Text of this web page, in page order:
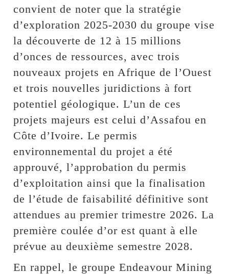
convient de noter que la stratégie
d’exploration 2025-2030 du groupe vise
la découverte de 12 à 15 millions
d’onces de ressources, avec trois
nouveaux projets en Afrique de l’Ouest
et trois nouvelles juridictions à fort
potentiel géologique. L’un de ces
projets majeurs est celui d’Assafou en
Côte d’Ivoire. Le permis
environnemental du projet a été
approuvé, l’approbation du permis
d’exploitation ainsi que la finalisation
de l’étude de faisabilité définitive sont
attendues au premier trimestre 2026. La
première coulée d’or est quant à elle
prévue au deuxième semestre 2028.
En rappel, le groupe Endeavour Mining